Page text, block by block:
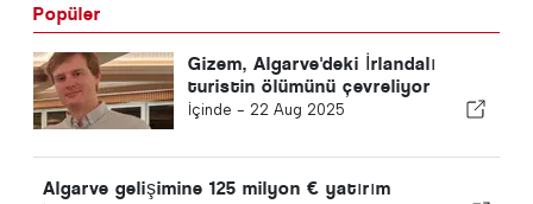
Popüler
Gizem, Algarve'deki İrlandalı
turistin ölümünü çevreliyor
İçinde - 22 Aug 2025
Algarve gelişimine 125 milyon € yatırım